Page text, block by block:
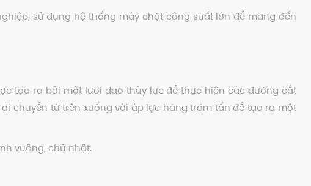
sử dụng hệ thống máy chặt công suất lớn để mang đến
tạo ra bởi một lưỡi dao thủy lực để thực hiện các đường cắt
chuyển từ trên xuống với áp lực hàng trăm tấn để tạo ra một
vuông, chữ nhật.